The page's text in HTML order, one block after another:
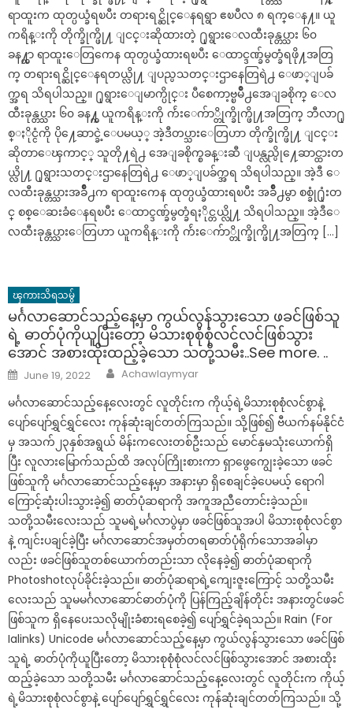
ရာထူးက ထုတ္ပယ္ခံရၿပီး တရားရင္ဆိုင္ေနရရွာ ဧၿပီလ ၈ ရက္ေန႔။ ယူ
ကရိန္းကို တိုက္ခိုက္ဖို႔ ျငင္းဆိုထားတဲ့ ႐ုရွားေလထီးခုန္တပ္သား ၆၀
ခန႔္ဟာ ရာထူးေတြကေန ထုတ္ပယ္ခံထားရၿပီး ေထာင္ဒဏ္ခ်မွတ္ခံရဖို႔အတြ
က္ တရားရင္ဆိုင္ေနရတယ္လို႔ ျပည္ပသတင္းဌာနေတြရဲ႕ ေဖာ္ျပခ်
က္အရ သိရပါသည္။ ႐ုရွားေျမာက္ပိုင္း ပီစေကာ့ဗ္ၿမိဳ႕အေျခစိုက္ ေလ
ထီးခုန္တပ္သား ၆၀ ခန႔္က ယူကရိန္းကို က်ဴးေက်ာ္တိုက္ခိုက္ဖို႔အတြက္ ဘီလာ႐ု
စ္ႏိုင္ငံကို ပို႔ေဆာင္ခဲ့ေပမယ့္ အဲ့ဒီတပ္သားေတြဟာ တိုက္ခိုက္ဖို႔ ျငင္း
ဆိုတာေၾကာင့္ သူတို႔ရဲ႕ အေျခစိုက္စခန္းဆီ ျပန္လည္ပို႔ေဆာင္ထားတ
ယ္လို႔ ႐ုရွားသတင္းဌာနေတြရဲ႕ ေဖာ္ျပခ်က္အရ သိရပါသည္။ အဲ့ဒီ ေ
လထီးခုန္တပ္သားအခ်ိဳ႕က ရာထူးကေန ထုတ္ပယ္ခံထားရၿပီး အခ်ိဳ႕မွာ စစ္ခုံ႐ုံးတ
င္ စစ္ေဆးခံေနရၿပီး ေထာင္ဒဏ္ခ်မွတ္ခံရႏိုင္တယ္လို႔ သိရပါသည္။ အဲ့ဒီေ
လထီးခုန္တပ္သားေတြဟာ ယူကရိန္းကို က်ဴးေက်ာ္တိုက္ခိုက္ဖို႔အတြက္ […]
ၾကားသိရသမွ်
မင်္ဂလာဆောင်သည့်နေ့မှာ ကွယ်လွန်သွားသော ဖခင်ဖြစ်သူ
ရဲ့ ဓာတ်ပုံကိုယူပြီးတော့ မိသားစုစုံစုံလင်လင်ဖြစ်သွား
အောင် အစားထိုးထည့်ခဲ့သော သတို့သမီး..See more. ..
Posted
on
June 19, 2022 Author
Achawlaymyar
မင်္ဂလာဆောင်သည့်နေ့လေးတွင် လူတိုင်းက ကိုယ့်ရဲ့မိသားစုစုံလင်စွာနဲ့
ပျော်ပျော်ရွှင်ရွှင်လေး ကုန်ဆုံးချင်တတ်ကြသည်။ သို့ဖြစ်၍ ဗီယက်နမ်နိုင်ငံ
မှ အသက်၂၃နှစ်အရွယ် မိန်းကလေးတစ်ဦးသည် မောင်နှမသုံးယောက်ရှိ
ပြီး လူလားမြောက်သည်ထိ အလုပ်ကြိုးစားကာ ရှာဖွေကျွေးခဲ့သော ဖခင်
ဖြစ်သူကို မင်္ဂလာဆောင်သည့်နေ့မှာ အနားမှာ ရှိစေချင်ခဲ့ပေမယ့် ရောဂါ
ကြောင့်ဆုံးပါးသွားခဲ့၍ ဓာတ်ပုံဆရာကို အကူအညီတောင်းခဲ့သည်။
သတို့သမီးလေးသည် သူမရဲ့မင်္ဂလာပွဲမှာ ဖခင်ဖြစ်သူအပါ မိသားစုစုံလင်စွာ
နဲ့ ကျင်းပချင်ခဲ့ပြီး မင်္ဂလာဆောင်အမှတ်တရဓာတ်ပုံရိုက်သောအခါမှာ
လည်း ဖခင်ဖြစ်သူတစ်ယောက်တည်းသာ လိုနေခဲ့၍ ဓာတ်ပုံဆရာကို
Photoshotလုပ်ခိုင်းခဲ့သည်။ ဓာတ်ပုံဆရာရဲ့ကျေးဇူးကြောင့် သတို့သမီး
လေးသည် သူမမင်္ဂလာဆောင်ဓာတ်ပုံကို ပြန်ကြည့်ချိန်တိုင်း အနားတွင်ဖခင်
ဖြစ်သူက ရှိနေပေးသလိုမျိုးခံစားရစေခဲ့၍ ပျော်ရွှင်ခဲ့ရသည်။ Rain (For
Ialinks) Unicode မင်္ဂလာဆောင်သည့်နေ့မှာ ကွယ်လွန်သွားသော ဖခင်ဖြစ်
သူရဲ့ ဓာတ်ပုံကိုယူပြီးတော့ မိသားစုစုံစုံလင်လင်ဖြစ်သွားအောင် အစားထိုး
ထည့်ခဲ့သော သတို့သမီး မင်္ဂလာဆောင်သည့်နေ့လေးတွင် လူတိုင်းက ကိုယ့်
ရဲ့မိသားစုစုံလင်စွာနဲ့ ပျော်ပျော်ရွှင်ရွှင်လေး ကုန်ဆုံးချင်တတ်ကြသည်။ သို့